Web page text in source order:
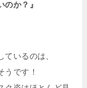
か？』
いるのは、
うです！